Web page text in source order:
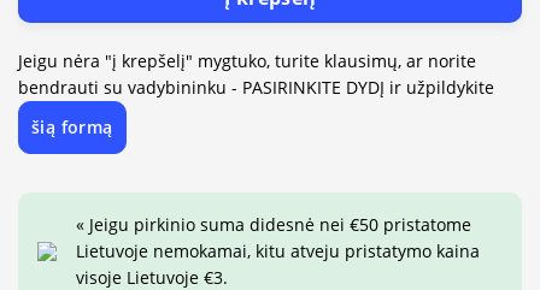
Jeigu nėra "į krepšelį" mygtuko, turite klausimų, ar norite
bendrauti su vadybininku - PASIRINKITE DYDĮ ir užpildykite
šią formą
« Jeigu pirkinio suma didesnė nei €50 pristatome
Lietuvoje nemokamai, kitu atveju pristatymo kaina
visoje Lietuvoje €3.